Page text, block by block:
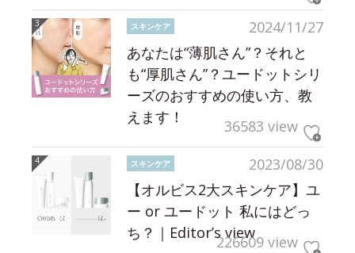
2024/11/27
スキンケア
あなたは“薄肌さん”？それと
も“厚肌さん”？ユードットシリ
ーズのおすすめの使い方、教
えます！
36583 view
2023/08/30
スキンケア
【オルビス2大スキンケア】ユ
ー or ユードット 私にはどっ
ち？｜Editor’s view226609 view